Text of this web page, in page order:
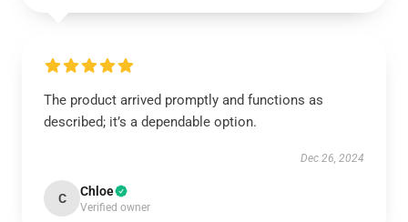
The product arrived promptly and functions as
described; it’s a dependable option.
Dec 26, 2024
C Chloe
Verified owner